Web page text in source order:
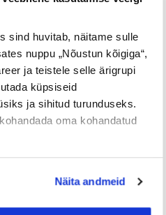
sind huvitab, näitame sulle
nuppu „Nõustun kõigiga“,
ja teistele selle ärigrupi
küpsiseid
ja sihitud turunduseks.
oma kohandatud
Näita andmeid
Liidu suunised
poliitiliseks loosungiks
kasutama kõiki allikaid,
jõuda.
“koguda värbamisel
minimaalses mahus”
mille tarvis on vaja
võimalikult palju